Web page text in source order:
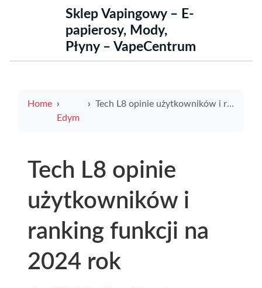
Sklep Vapingowy – E-
papierosy, Mody,
Płyny – VapeCentrum
Home
Edym
Tech L8 opinie użytkowników i ranking funkcji na 2024 rok
Tech L8 opinie
użytkowników i
ranking funkcji na
2024 rok